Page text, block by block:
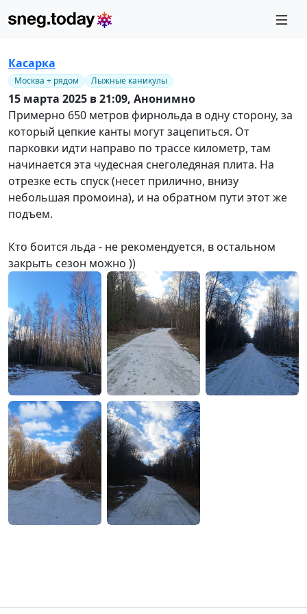
Касарка
Москва + рядом Лыжные каникулы
15 марта 2025 в 21:09, Анонимно
Примерно 650 метров фирнольда в одну сторону, за
который цепкие канты могут зацепиться. От
парковки идти направо по трассе километр, там
начинается эта чудесная снеголедяная плита. На
отрезке есть спуск (несет прилично, внизу
небольшая промоина), и на обратном пути этот же
подъем.
Кто боится льда - не рекомендуется, в остальном
закрыть сезон можно ))